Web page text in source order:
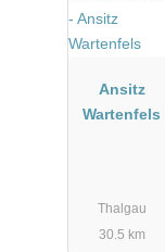
Ansitz
Wartenfels
Thalgau
30.5 km